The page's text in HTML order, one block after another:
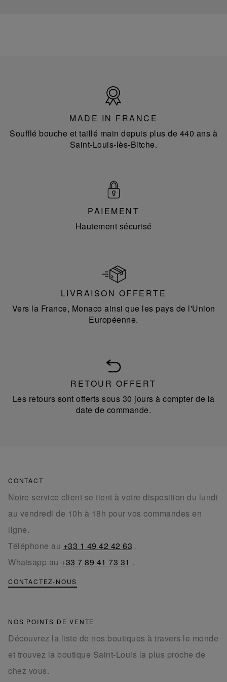
France
MADE IN FRANCE
Soufflé bouche et taillé main depuis plus de 440 ans à
Saint-Louis-lès-Bitche.
PAIEMENT
Hautement sécurisé
LIVRAISON OFFERTE
Vers la France, Monaco ainsi que les pays de l'Union
Européenne.
RETOUR OFFERT
Les retours sont offerts sous 30 jours à compter de la
date de commande.
CONTACT
Notre service client se tient à votre disposition du lundi
au vendredi de 10h à 18h pour vos commandes en
ligne.
Téléphone au +33 1 49 42 42 63 .
Whatsapp au +33 7 89 41 73 31 .
CONTACTEZ-NOUS
NOS POINTS DE VENTE
Découvrez la liste de nos boutiques à travers le monde
et trouvez la boutique Saint-Louis la plus proche de
chez vous.